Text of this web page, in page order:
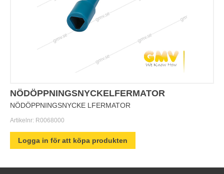
NÖDÖPPNINGSNYCKELFERMATOR
NÖDÖPPNINGSNYCKE LFERMATOR
Artikelnr: R0068000
Logga in för att köpa produkten